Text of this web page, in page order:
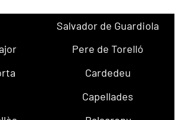
Salvador de Guardiola
Pere de Torelló
Cardedeu
Capellades